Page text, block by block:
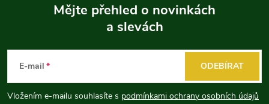
p
Mějte přehled o novinkách
a slevách
E-mail
Vložením e-mailu souhlasíte s podmínkami ochrany osobních údajů
ODEBÍRAT